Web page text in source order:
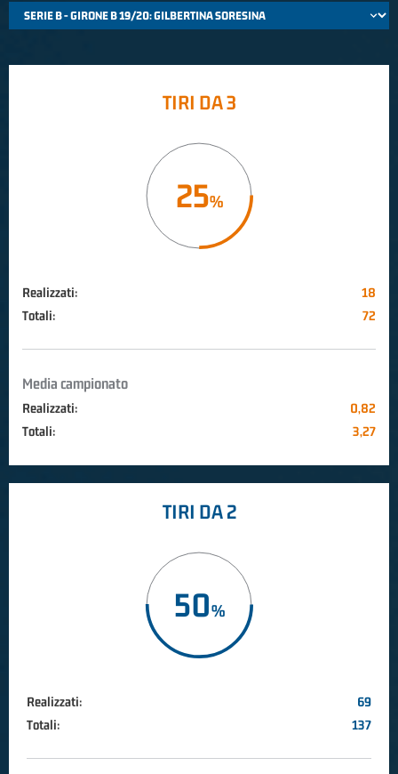
TIRI DA 3
25
Realizzati:
18
Totali:
72
Media campionato
Realizzati:
0,82
Totali:
3,27
TIRI DA 2
50
Realizzati:
69
Totali:
137